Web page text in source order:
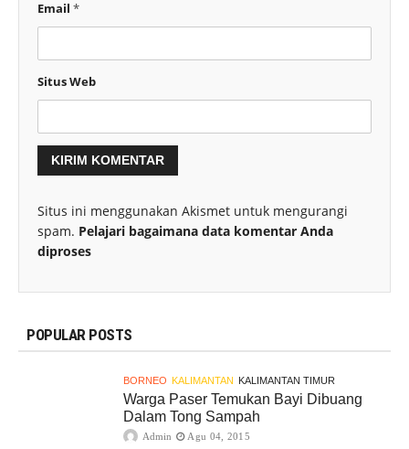
Email *
Situs Web
Situs ini menggunakan Akismet untuk mengurangi
spam. Pelajari bagaimana data komentar Anda
diproses
POPULAR POSTS
BORNEO KALIMANTAN KALIMANTAN TIMUR
Warga Paser Temukan Bayi Dibuang
Dalam Tong Sampah
Admin Agu 04, 2015